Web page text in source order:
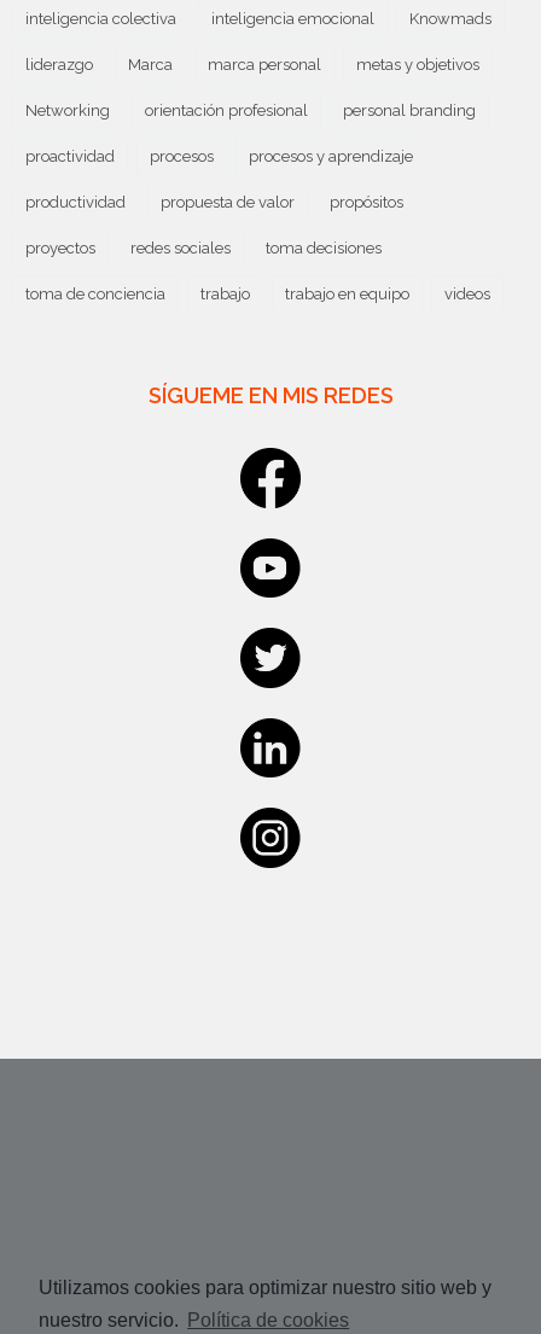
Utilizamos cookies para optimizar nuestro sitio web y
nuestro servicio.
Política de cookies
inteligencia colectiva inteligencia emocional Knowmads
liderazgo Marca marca personal metas y objetivos
Networking orientación profesional personal branding
proactividad procesos procesos y aprendizaje
productividad propuesta de valor propósitos
proyectos redes sociales toma decisiones
toma de conciencia trabajo trabajo en equipo videos
SÍGUEME EN MIS REDES